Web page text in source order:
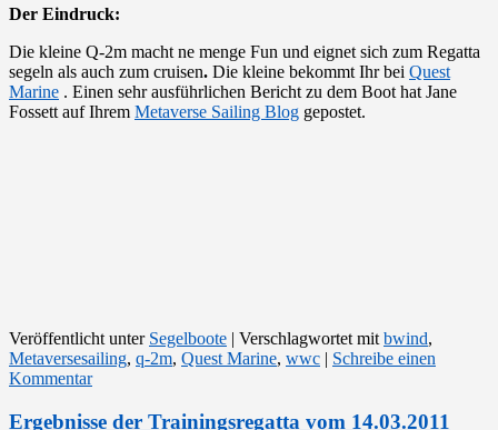
Der Eindruck:
Die kleine Q-2m macht ne menge Fun und eignet sich zum Regatta
segeln als auch zum cruisen. Die kleine bekommt Ihr bei Quest
Marine . Einen sehr ausführlichen Bericht zu dem Boot hat Jane
Fossett auf Ihrem Metaverse Sailing Blog gepostet.
Veröffentlicht unter Segelboote Verschlagwortet mit bwind,
Metaversesailing, q-2m, Quest Marine, wwc
Schreibe einen
Kommentar
Ergebnisse der Trainingsregatta vom 14.03.2011